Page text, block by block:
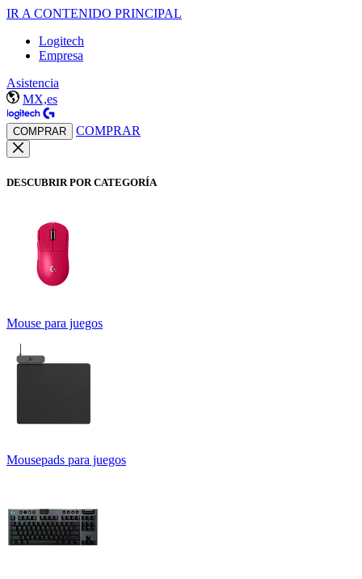
IR A CONTENIDO PRINCIPAL
Logitech
Empresa
Asistencia
MX,es
COMPRAR COMPRAR
DESCUBRIR POR CATEGORÍA
Mouse para juegos
Mousepads para juegos